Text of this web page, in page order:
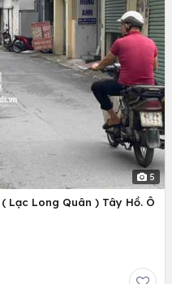
5
Lạc Long Quân ) Tây Hồ. Ô